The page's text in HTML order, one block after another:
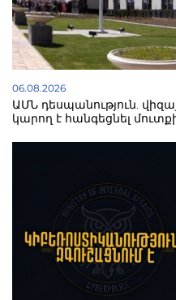
06.08.2026
ԱՄՆ դեսպանություն.
կարող է հանգեցնել